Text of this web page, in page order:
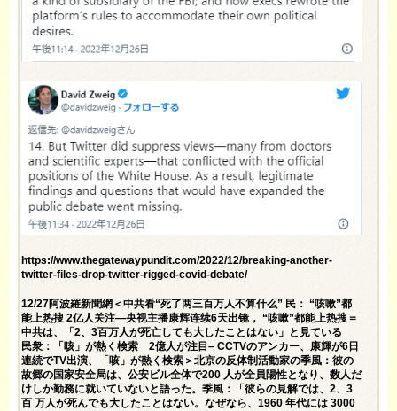
https://www.thegatewaypundit.com/2022/12/breaking-another-
twitter-files-drop-twitter-rigged-covid-debate/
12/27阿波羅新聞網＜中共看“死了两三百万人不算什么” 民： “咳嗽”都
能上热搜 2亿人关注—央视主播康辉连续6天出镜， “咳嗽”都能上热搜＝
中共は、「2、3百万人が死亡しても大したことはない」と見ている
民衆：「咳」が熱く検索 2億人が注目– CCTVのアンカー、康輝が6日
連続でTV出演、「咳」が熱く検索＞北京の反体制活動家の季風：彼の
故郷の国家安全局は、公安ビル全体で200 人が全員陽性となり、数人だ
けしか勤務に就いていないと語った。季風：「彼らの見解では、2、3
百 万人が死んでも大したことはない。なぜなら、1960 年代には 3000